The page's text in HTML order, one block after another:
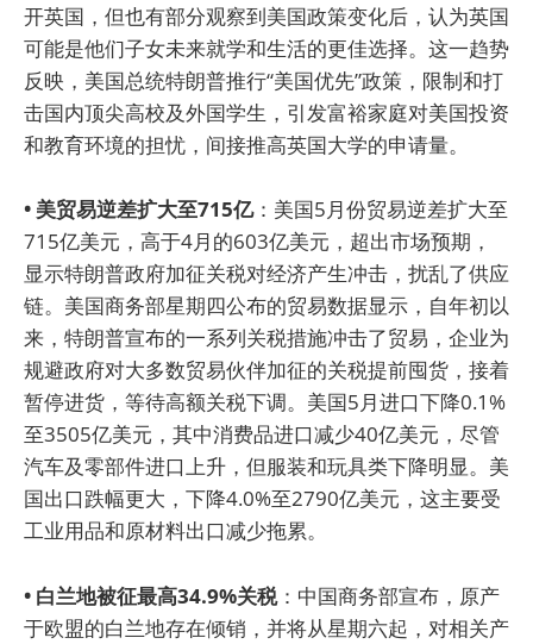
开英国，但也有部分观察到美国政策变化后，认为英国
可能是他们子女未来就学和生活的更佳选择。这一趋势
反映，美国总统特朗普推行“美国优先”政策，限制和打
击国内顶尖高校及外国学生，引发富裕家庭对美国投资
和教育环境的担忧，间接推高英国大学的申请量。
• 美贸易逆差扩大至715亿：美国5月份贸易逆差扩大至
715亿美元，高于4月的603亿美元，超出市场预期，
显示特朗普政府加征关税对经济产生冲击，扰乱了供应
链。美国商务部星期四公布的贸易数据显示，自年初以
来，特朗普宣布的一系列关税措施冲击了贸易，企业为
规避政府对大多数贸易伙伴加征的关税提前囤货，接着
暂停进货，等待高额关税下调。美国5月进口下降0.1%
至3505亿美元，其中消费品进口减少40亿美元，尽管
汽车及零部件进口上升，但服装和玩具类下降明显。美
国出口跌幅更大，下降4.0%至2790亿美元，这主要受
工业用品和原材料出口减少拖累。
• 白兰地被征最高34.9%关税：中国商务部宣布，原产
于欧盟的白兰地存在倾销，并将从星期六起，对相关产